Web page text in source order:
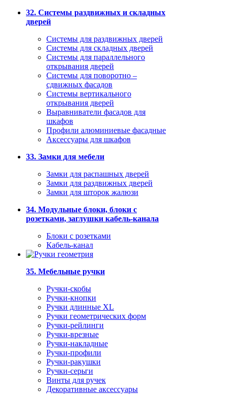
32. Системы раздвижных и складных
дверей
Системы для раздвижных дверей
Системы для складных дверей
Системы для параллельного
открывания дверей
Системы для поворотно –
сдвижных фасадов
Системы вертикального
открывания дверей
Выравниватели фасадов для
шкафов
Профили алюминиевые фасадные
Аксессуары для шкафов
33. Замки для мебели
Замки для распашных дверей
Замки для раздвижных дверей
Замки для шторок жалюзи
34. Модульные блоки, блоки с
розетками, заглушки кабель-канала
Блоки с розетками
Кабель-канал
35. Мебельные ручки
Ручки-скобы
Ручки-кнопки
Ручки длинные XL
Ручки геометрических форм
Ручки-рейлинги
Ручки-врезные
Ручки-накладные
Ручки-профили
Ручки-ракушки
Ручки-серьги
Винты для ручек
Декоративные аксессуары